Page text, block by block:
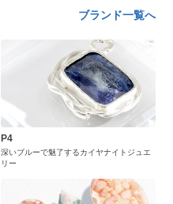
ブランド一覧へ
P4
深いブルーで魅了するカイヤナイトジュエ
リー